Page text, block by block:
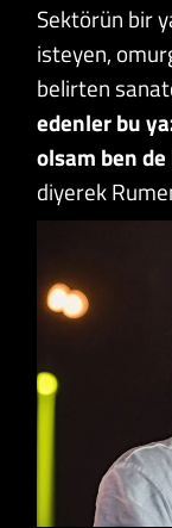
Sektörün bir
isteyen,
belirten
edenler bu
olsam ben
diyerek